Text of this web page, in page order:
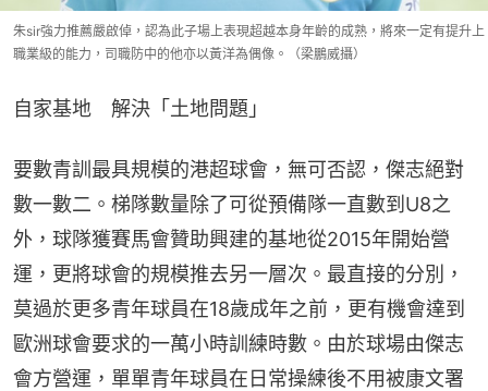
朱sir強力推薦嚴啟倬，認為此子場上表現超越本身年齡的成熟，將來一定有提升上
職業級的能力，司職防中的他亦以黃洋為偶像。（梁鵬威攝）
自家基地　解決「土地問題」
要數青訓最具規模的港超球會，無可否認，傑志絕對
數一數二。梯隊數量除了可從預備隊一直數到U8之
外，球隊獲賽馬會贊助興建的基地從2015年開始營
運，更將球會的規模推去另一層次。最直接的分別，
莫過於更多青年球員在18歲成年之前，更有機會達到
歐洲球會要求的一萬小時訓練時數。由於球場由傑志
會方營運，單單青年球員在日常操練後不用被康文署